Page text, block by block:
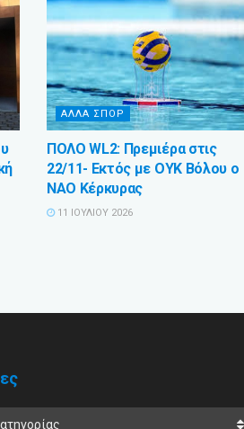
ΑΛΛΑ ΣΠΟΡ
ΠΟΛΟ WL2: Πρεμιέρα στις
22/11- Εκτός με ΟΥΚ Βόλου ο
ΝΑΟ Κέρκυρας
11 ΙΟΥΛΊΟΥ 2026